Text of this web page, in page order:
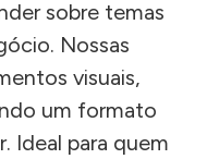
sobre temas
Nossas
visuais,
um formato
Ideal para quem